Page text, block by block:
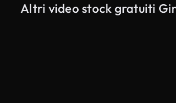
Altri video stock gratuiti